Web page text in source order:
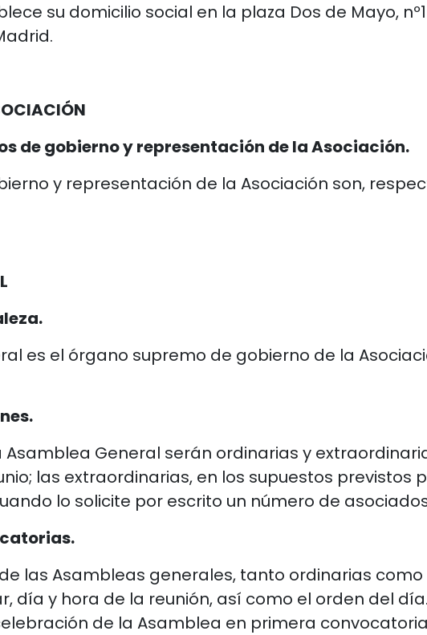
su domicilio social en la plaza Dos de Mayo,
de gobierno y representación de la Asociación.
y representación de la Asociación son,
es el órgano supremo de gobierno de la
Asamblea General serán ordinarias y
las extraordinarias, en los supuestos previstos
lo solicite por escrito un número de asociados
las Asambleas generales, tanto ordinarias
día y hora de la reunión, así como el orden del
de la Asamblea en primera